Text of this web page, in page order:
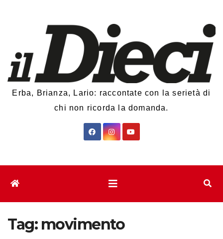
Erba, Brianza, Lario: raccontate con la serietà di
chi non ricorda la domanda.
Tag: movimento